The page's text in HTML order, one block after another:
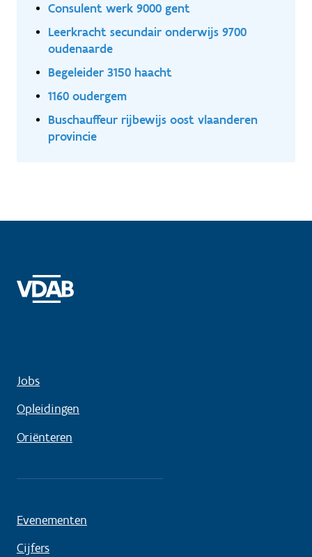
Consulent werk 9000 gent
Leerkracht secundair onderwijs 9700
oudenaarde
Begeleider 3150 haacht
1160 oudergem
Buschauffeur rijbewijs oost vlaanderen
provincie
Jobs
Opleidingen
Oriënteren
Evenementen
Cijfers